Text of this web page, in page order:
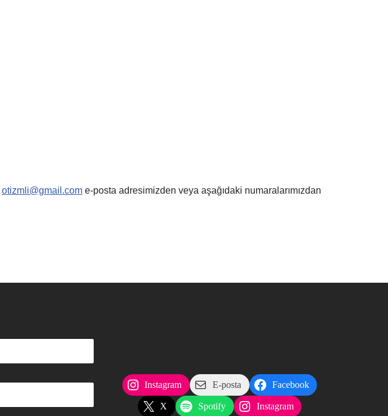
otizmli@gmail.com e-posta adresimizden veya aşağıdaki numaralarımızdan
Instagram E-posta Facebook
X Spotify Instagram